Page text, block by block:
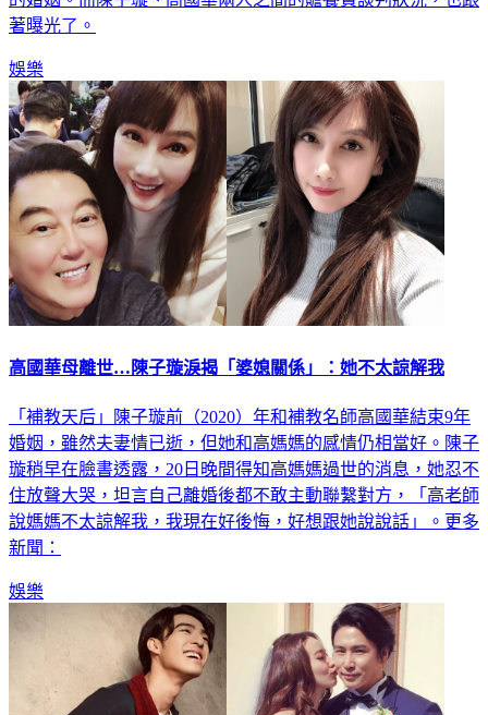
著曝光了。
娛樂
高國華母離世…陳子璇淚揭「婆媳關係」：她不太諒解我
「補教天后」陳子璇前（2020）年和補教名師高國華結束9年
婚姻，雖然夫妻情已逝，但她和高媽媽的感情仍相當好。陳子
璇稍早在臉書透露，20日晚間得知高媽媽過世的消息，她忍不
住放聲大哭，坦言自己離婚後都不敢主動聯繫對方，「高老師
說媽媽不太諒解我，我現在好後悔，好想跟她說說話」。更多
新聞：
娛樂